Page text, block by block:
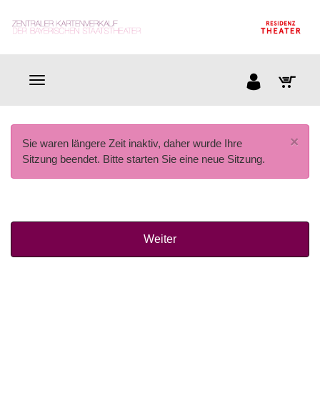
×
Sie waren längere Zeit inaktiv, daher wurde Ihre
Sitzung beendet. Bitte starten Sie eine neue Sitzung.
Weiter